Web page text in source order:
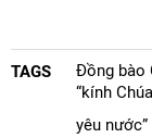
TAGS
Đồng bào
“kính Chúa
yêu nước”